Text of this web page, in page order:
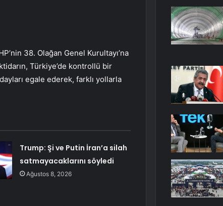
38. Olağan Genel Kurultayı’na
Türkiye’de kontrollü bir
egale ederek, farklı yollarla
Trump: Şi ve Putin İran’a silah
satmayacaklarını söyledi
Ağustos 8, 2026